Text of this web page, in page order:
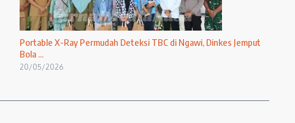
Portable X-Ray Permudah Deteksi TBC di Ngawi, Dinkes Jemput
Bola ...
20/05/2026